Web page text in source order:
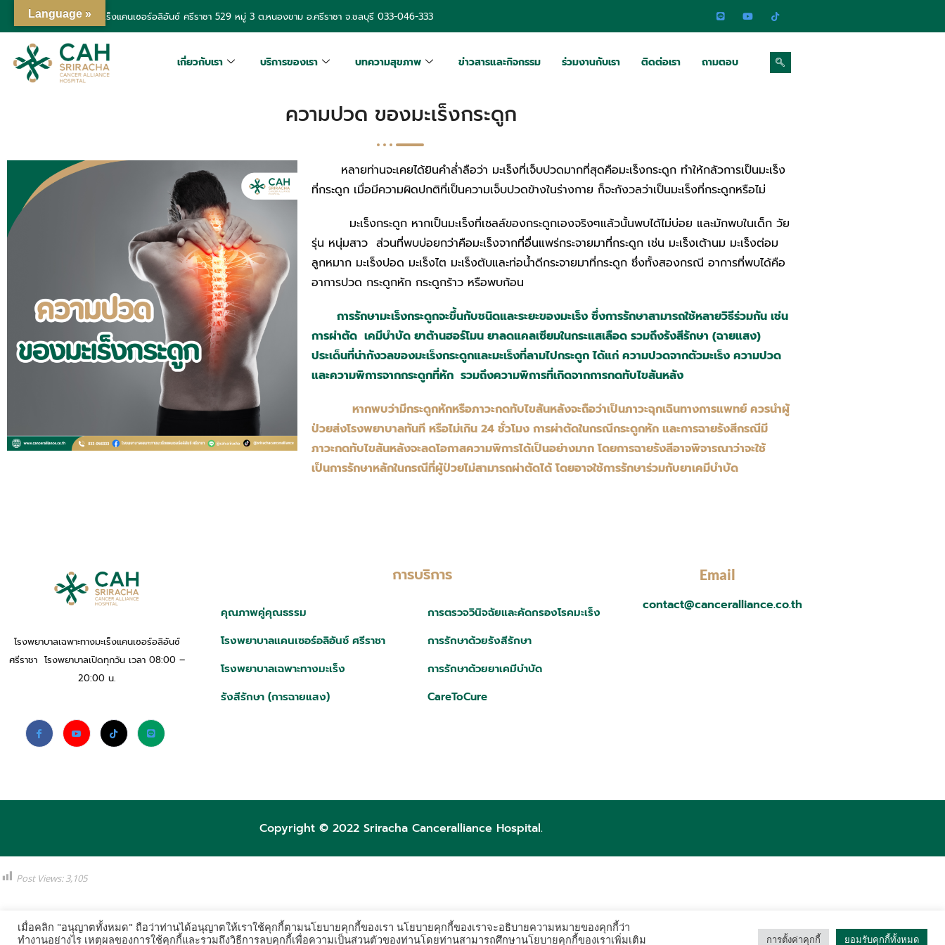
โรงพยาบาลเฉพาะทางมะเร็งแคนเซอร์อลิอันซ์ ศรีราชา 529 หมู่ 3 ต.หนองขาม อ.ศรีราชา จ.ชลบุรี 033-046-333
เกี่ยวกับเรา บริการของเรา บทความสุขภาพ ข่าวสารและกิจกรรม ร่วมงานกับเรา ติดต่อเรา ถามตอบ
ความปวด ของมะเร็งกระดูก
หลายท่านจะเคยได้ยินคำล่ำลือว่า มะเร็งที่เจ็บปวดมากที่สุดคือมะเร็งกระดูก ทำให้กลัวการเป็นมะเร็ง
ที่กระดูก เมื่อมีความผิดปกติที่เป็นความเจ็บปวดข้างในร่างกาย ก็จะกังวลว่าเป็นมะเร็งที่กระดูกหรือไม่
มะเร็งกระดูก หากเป็นมะเร็งที่เซลล์ของกระดูกเองจริงๆแล้วนั้นพบได้ไม่บ่อย และมักพบในเด็ก วัย
รุ่น หนุ่มสาว ส่วนที่พบบ่อยกว่าคือมะเร็งจากที่อื่นแพร่กระจายมาที่กระดูก เช่น มะเร็งเต้านม มะเร็งต่อม
ลูกหมาก มะเร็งปอด มะเร็งไต มะเร็งตับและท่อน้ำดีกระจายมาที่กระดูก ซึ่งทั้งสองกรณี อาการที่พบได้คือ
อาการปวด กระดูกหัก กระดูกร้าว หรือพบก้อน
การรักษามะเร็งกระดูกจะขึ้นกับชนิดและระยะของมะเร็ง ซึ่งการรักษาสามารถใช้หลายวิธีร่วมกัน เช่น
การผ่าตัด เคมีบำบัด ยาต้านฮอร์โมน ยาลดแคลเซียมในกระแสเลือด รวมถึงรังสีรักษา (ฉายแสง)
ประเด็นที่น่ากังวลของมะเร็งกระดูกและมะเร็งที่ลามไปกระดูก ได้แก่ ความปวดจากตัวมะเร็ง ความปวด
และความพิการจากกระดูกที่หัก รวมถึงความพิการที่เกิดจากการกดทับไขสันหลัง
หากพบว่ามีกระดูกหักหรือภาวะกดทับไขสันหลังจะถือว่าเป็นภาวะฉุกเฉินทางการแพทย์ ควรนำผู้
ป่วยส่งโรงพยาบาลทันที หรือไม่เกิน 24 ชั่วโมง การผ่าตัดในกรณีกระดูกหัก และการฉายรังสีกรณีมี
ภาวะกดทับไขสันหลังจะลดโอกาสความพิการได้เป็นอย่างมาก โดยการฉายรังสีอาจพิจารณาว่าจะใช้
เป็นการรักษาหลักในกรณีที่ผู้ป่วยไม่สามารถผ่าตัดได้ โดยอาจใช้การรักษาร่วมกับยาเคมีบำบัด
โรงพยาบาลเฉพาะทางมะเร็งแคนเซอร์อลิอันซ์
ศรีราชา โรงพยาบาลเปิดทุกวัน เวลา 08:00 –
20:00 น.
การบริการ
คุณภาพคู่คุณธรรม
โรงพยาบาลแคนเซอร์อลิอันซ์ ศรีราชา
โรงพยาบาลเฉพาะทางมะเร็ง
รังสีรักษา (การฉายแสง)
การตรวจวินิจฉัยและคัดกรองโรคมะเร็ง
การรักษาด้วยรังสีรักษา
การรักษาด้วยยาเคมีบำบัด
CareToCure
Email
contact@canceralliance.co.th
Copyright © 2022 Sriracha Canceralliance Hospital.
Post Views: 3,105
เมื่อคลิก "อนุญาตทั้งหมด" ถือว่าท่านได้อนุญาตให้เราใช้คุกกี้ตามนโยบายคุกกี้ของเรา นโยบายคุกกี้ของเราจะอธิบายความหมายของคุกกี้ว่า
ทำงานอย่างไร เหตุผลของการใช้คุกกี้และรวมถึงวิธีการลบคุกกี้เพื่อความเป็นส่วนตัวของท่านโดยท่านสามารถศึกษานโยบายคุกกี้ของเราเพิ่มเติม
การตั้งค่าคุกกี้ ยอมรับคุกกี้ทั้งหมด
Language »